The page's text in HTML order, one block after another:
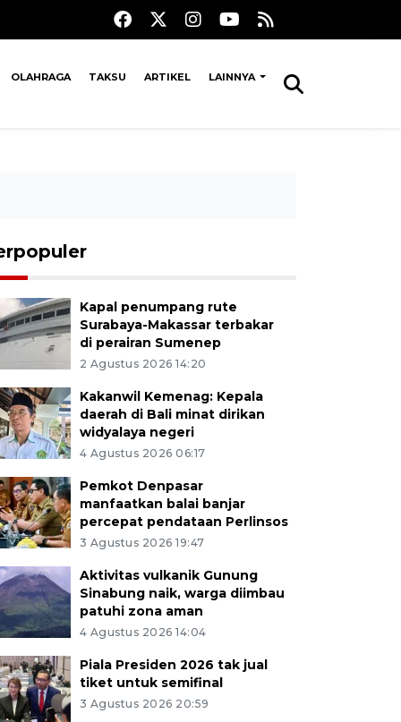
OLAHRAGA TAKSU ARTIKEL LAINNYA
Kapal penumpang rute
Surabaya-Makassar terbakar
di perairan Sumenep
2 Agustus 2026 14:20
Kakanwil Kemenag: Kepala
daerah di Bali minat dirikan
widyalaya negeri
4 Agustus 2026 06:17
Pemkot Denpasar
manfaatkan balai banjar
percepat pendataan Perlinsos
3 Agustus 2026 19:47
Aktivitas vulkanik Gunung
Sinabung naik, warga diimbau
patuhi zona aman
4 Agustus 2026 14:04
Piala Presiden 2026 tak jual
tiket untuk semifinal
3 Agustus 2026 20:59